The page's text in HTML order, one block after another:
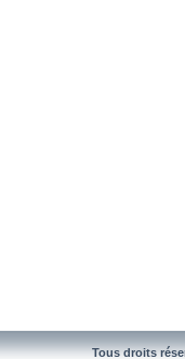
Tous droits